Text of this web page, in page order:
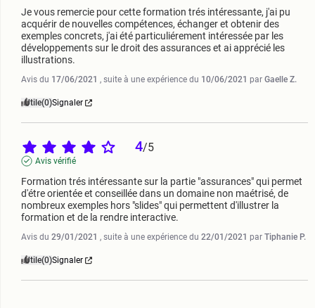
Je vous remercie pour cette formation trés intéressante, j'ai pu
acquérir de nouvelles compétences, échanger et obtenir des
exemples concrets, j'ai été particuliérement intéressée par les
développements sur le droit des assurances et ai apprécié les
illustrations.
Avis du 17/06/2021 , suite à une expérience du 10/06/2021 par Gaelle Z.
Utile(0)Signaler
4/5
Avis vérifié
Formation trés intéressante sur la partie "assurances" qui permet
d'étre orientée et conseillée dans un domaine non maétrisé, de
nombreux exemples hors "slides" qui permettent d'illustrer la
formation et de la rendre interactive.
Avis du 29/01/2021 , suite à une expérience du 22/01/2021 par Tiphanie P.
Utile(0)Signaler